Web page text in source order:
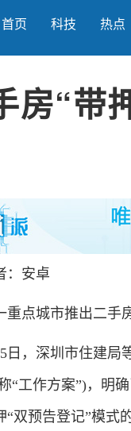
首页 科技 热点
房“带
安卓
点城市推出二手房
，深圳市住建局等
“工作方案”)，明
“双预告登记”模式